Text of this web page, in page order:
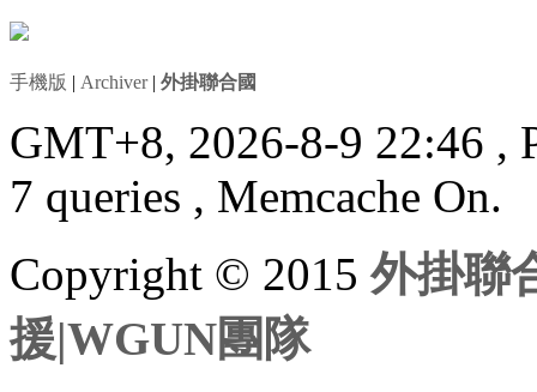
手機版 | Archiver| 外掛聯合國
GMT+8, 2026-8-9 22:46 ,
7 queries , Memcache On.
Copyright © 2015外掛聯
援|WGUN團隊